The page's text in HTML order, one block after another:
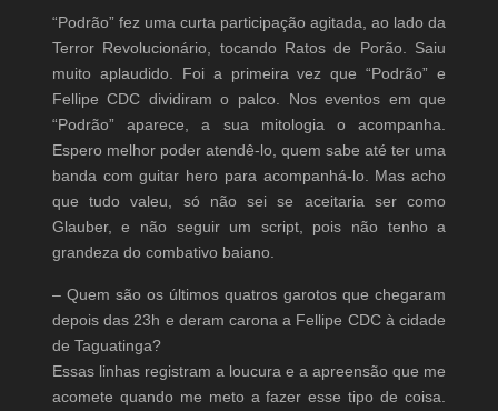
“Podrão” fez uma curta participação agitada, ao lado da
Terror Revolucionário, tocando Ratos de Porão. Saiu
muito aplaudido. Foi a primeira vez que “Podrão” e
Fellipe CDC dividiram o palco. Nos eventos em que
“Podrão” aparece, a sua mitologia o acompanha.
Espero melhor poder atendê-lo, quem sabe até ter uma
banda com guitar hero para acompanhá-lo. Mas acho
que tudo valeu, só não sei se aceitaria ser como
Glauber, e não seguir um script, pois não tenho a
grandeza do combativo baiano.
– Quem são os últimos quatros garotos que chegaram
depois das 23h e deram carona a Fellipe CDC à cidade
de Taguatinga?
Essas linhas registram a loucura e a apreensão que me
acomete quando me meto a fazer esse tipo de coisa.